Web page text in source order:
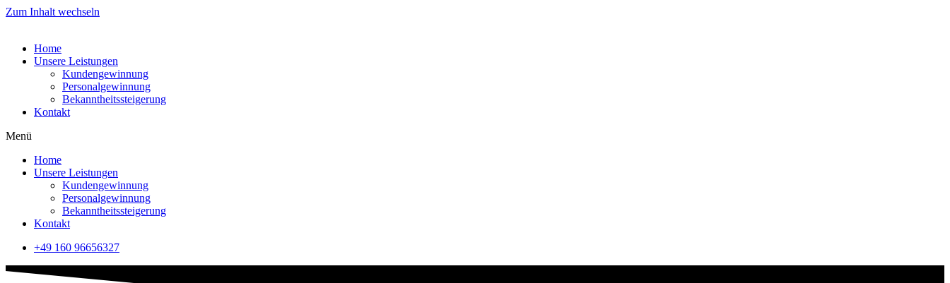
Zum Inhalt wechseln
Home
Unsere Leistungen
Kundengewinnung
Personalgewinnung
Bekanntheitssteigerung
Kontakt
Menü
Home
Unsere Leistungen
Kundengewinnung
Personalgewinnung
Bekanntheitssteigerung
Kontakt
+49 160 96656327